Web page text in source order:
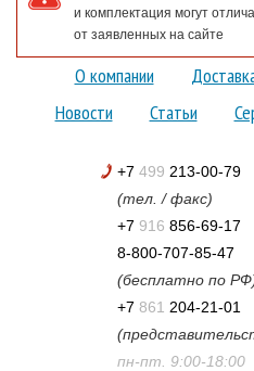
и комплектация могут
от заявленных на сайте
О компании
Новости
Статьи
+7 499 213-00-79
(тел. / факс)
+7 916 856-69-17
8-800-707-85-47
(бесплатно по
+7 861 204-21-01
пн-пт. 9:00-18:00